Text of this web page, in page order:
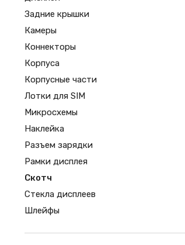
Задние крышки
Камеры
Коннекторы
Корпуса
Корпусные части
Лотки для SIM
Микросхемы
Наклейка
Разъем зарядки
Рамки дисплея
Скотч
Стекла дисплеев
Шлейфы